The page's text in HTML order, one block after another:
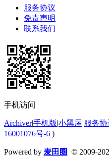
服务协议
免责声明
联系我们
手机访问
Archiver|手机版|小黑屋|服务协
16001076号-6 )
Powered by 麦田圈 © 2009-